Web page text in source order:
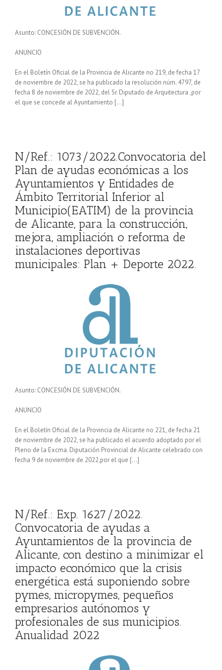
Asunto: CONCESIÓN DE SUBVENCIÓN.
ANUNCIO
En el Boletín Oficial de la Provincia de Alicante no 219, de fecha 17
de noviembre de 2022, se ha publicado la resolución núm. 4797, de
fecha 8 de noviembre de 2022, del Sr. Diputado de Arquitectura ,por
el que se concede al Ayuntamiento […]
N/Ref.: 1073/2022.Convocatoria del
Plan de ayudas económicas a los
Ayuntamientos y Entidades de
Ámbito Territorial Inferior al
Municipio(EATIM) de la provincia
de Alicante, para la construcción,
mejora, ampliación o reforma de
instalaciones deportivas
municipales: Plan + Deporte 2022.
Asunto: CONCESIÓN DE SUBVENCIÓN.
ANUNCIO
En el Boletín Oficial de la Provincia de Alicante no 221, de fecha 21
de noviembre de 2022, se ha publicado el acuerdo adoptado por el
Pleno de la Excma. Diputación Provincial de Alicante celebrado con
fecha 9 de noviembre de 2022,por el que […]
N/Ref.: Exp. 1627/2022.
Convocatoria de ayudas a
Ayuntamientos de la provincia de
Alicante, con destino a minimizar el
impacto económico que la crisis
energética está suponiendo sobre
pymes, micropymes, pequeños
empresarios autónomos y
profesionales de sus municipios.
Anualidad 2022